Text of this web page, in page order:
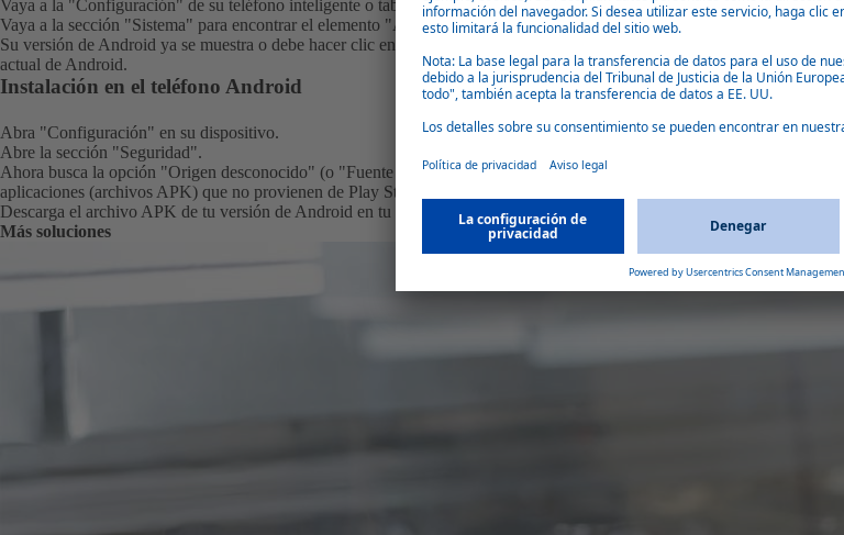
Vaya a la "Configuración" de su teléfono inteligente o tableta.
Vaya a la sección "Sistema" para encontrar el elemento "Acerca del teléfono". Selecciónalo.
Su versión de Android ya se muestra o debe hacer clic en "Versión de Android". Ahora encontrará su versión
actual de Android.
Instalación en el teléfono Android
Abra "Configuración" en su dispositivo.
Abre la sección "Seguridad".
Ahora busca la opción "Origen desconocido" (o "Fuente desconocida") y actívala. Ahora puede instalar
aplicaciones (archivos APK) que no provienen de Play Store.
Descarga el archivo APK de tu versión de Android en tu dispositivo e inicia el proceso de instalación.
Más soluciones